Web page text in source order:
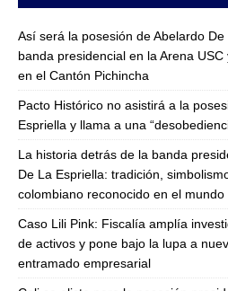
Así será la posesión de Abelardo
banda presidencial en la Arena
en el Cantón Pichincha
Pacto Histórico no asistirá a la
Espriella y llama a una
La historia detrás de la banda
De La Espriella: tradición,
colombiano reconocido en el mundo
Caso Lili Pink: Fiscalía amplía
de activos y pone bajo la lupa a
entramado empresarial